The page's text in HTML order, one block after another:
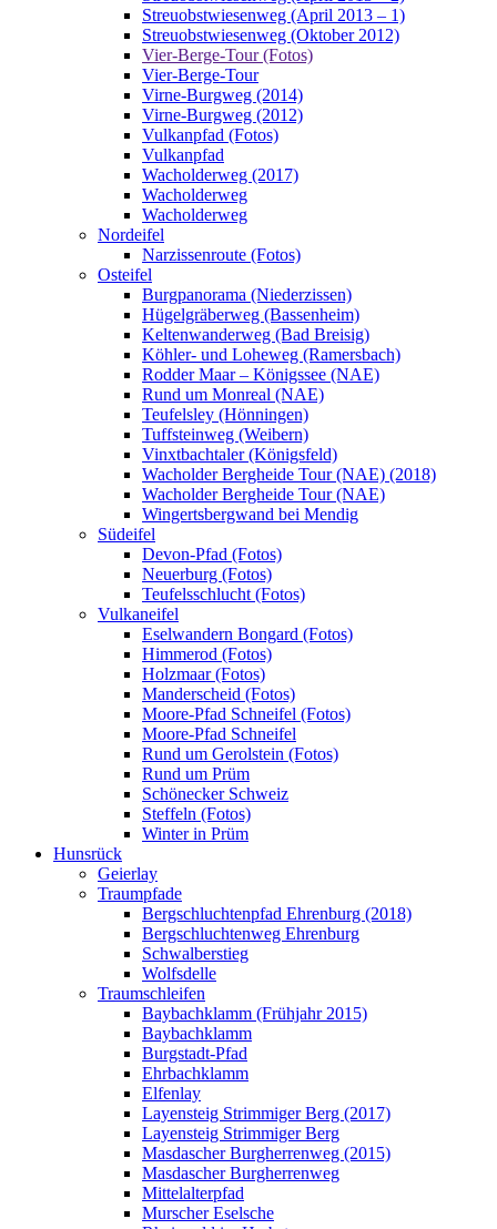
Streuobstwiesenweg (April 2013 – 1)
Streuobstwiesenweg (Oktober 2012)
Vier-Berge-Tour (Fotos)
Vier-Berge-Tour
Virne-Burgweg (2014)
Virne-Burgweg (2012)
Vulkanpfad (Fotos)
Vulkanpfad
Wacholderweg (2017)
Wacholderweg
Wacholderweg
Nordeifel
Narzissenroute (Fotos)
Osteifel
Burgpanorama (Niederzissen)
Hügelgräberweg (Bassenheim)
Keltenwanderweg (Bad Breisig)
Köhler- und Loheweg (Ramersbach)
Rodder Maar – Königssee (NAE)
Rund um Monreal (NAE)
Teufelsley (Hönningen)
Tuffsteinweg (Weibern)
Vinxtbachtaler (Königsfeld)
Wacholder Bergheide Tour (NAE) (2018)
Wacholder Bergheide Tour (NAE)
Wingertsbergwand bei Mendig
Südeifel
Devon-Pfad (Fotos)
Neuerburg (Fotos)
Teufelsschlucht (Fotos)
Vulkaneifel
Eselwandern Bongard (Fotos)
Himmerod (Fotos)
Holzmaar (Fotos)
Manderscheid (Fotos)
Moore-Pfad Schneifel (Fotos)
Moore-Pfad Schneifel
Rund um Gerolstein (Fotos)
Rund um Prüm
Schönecker Schweiz
Steffeln (Fotos)
Winter in Prüm
Hunsrück
Geierlay
Traumpfade
Bergschluchtenpfad Ehrenburg (2018)
Bergschluchtenweg Ehrenburg
Schwalberstieg
Wolfsdelle
Traumschleifen
Baybachklamm (Frühjahr 2015)
Baybachklamm
Burgstadt-Pfad
Ehrbachklamm
Elfenlay
Layensteig Strimmiger Berg (2017)
Layensteig Strimmiger Berg
Masdascher Burgherrenweg (2015)
Masdascher Burgherrenweg
Mittelalterpfad
Murscher Eselsche